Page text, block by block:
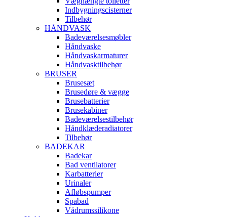
Indbygningscisterner
Tilbehør
HÅNDVASK
Badeværelsesmøbler
Håndvaske
Håndvaskarmaturer
Håndvasktilbehør
BRUSER
Brusesæt
Brusedøre & vægge
Brusebatterier
Brusekabiner
Badeværelsestilbehør
Håndklæderadiatorer
Tilbehør
BADEKAR
Badekar
Bad ventilatorer
Karbatterier
Urinaler
Afløbspumper
Spabad
Vådrumssilikone